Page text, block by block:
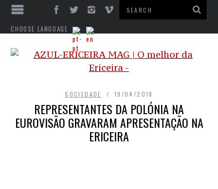
CHOOSE LANGUAGE
SOCIEDADE 19/04/2018
REPRESENTANTES DA POLÓNIA NA
EUROVISÃO GRAVARAM APRESENTAÇÃO NA
ERICEIRA